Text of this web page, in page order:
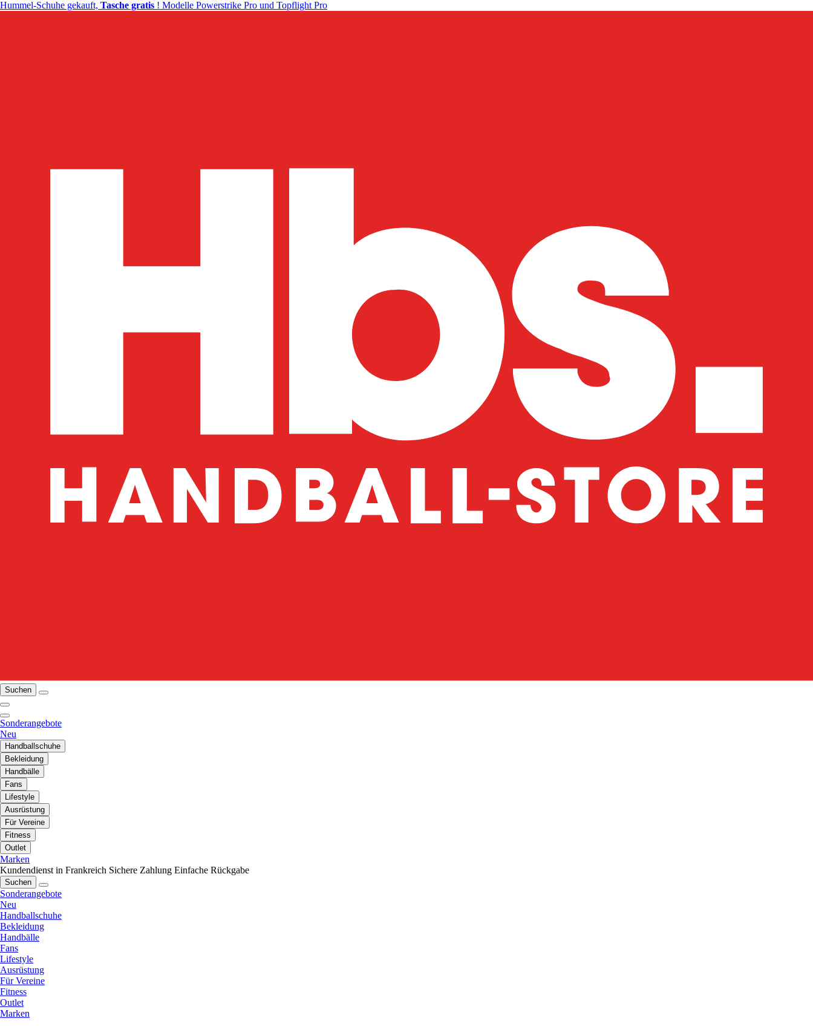
Hummel-Schuhe gekauft, Tasche gratis ! Modelle Powerstrike Pro und Topflight Pro
Suchen
Sonderangebote
Neu
Handballschuhe
Bekleidung
Handbälle
Fans
Lifestyle
Ausrüstung
Für Vereine
Fitness
Outlet
Marken
Kundendienst in Frankreich Sichere Zahlung Einfache Rückgabe
Suchen
Sonderangebote
Neu
Handballschuhe
Bekleidung
Handbälle
Fans
Lifestyle
Ausrüstung
Für Vereine
Fitness
Outlet
Marken